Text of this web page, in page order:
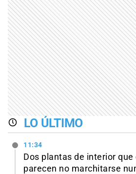
LO ÚLTIMO
11:34
Dos plantas de interior
parecen no marchitarse